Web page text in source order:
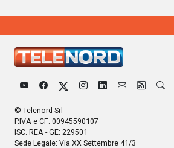
© Telenord Srl
P.IVA e CF: 00945590107
ISC. REA - GE: 229501
Sede Legale: Via XX Settembre 41/3